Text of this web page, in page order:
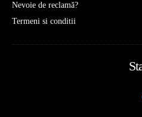
Nevoie de reclamă?
Termeni si conditii